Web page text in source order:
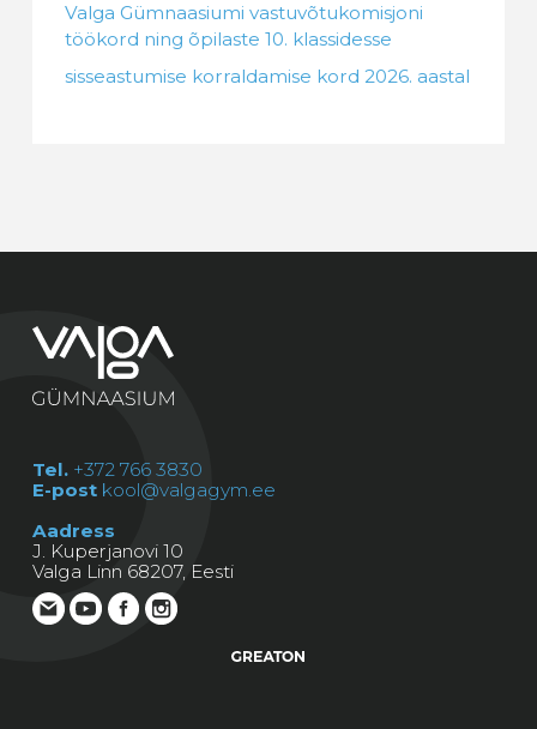
Valga Gümnaasiumi vastuvõtukomisjoni
töökord ning õpilaste 10. klassidesse
sisseastumise korraldamise kord 2026. aastal
Tel. +372 766 3830
E-post kool@valgagym.ee
Aadress
J. Kuperjanovi 10
Valga Linn 68207, Eesti